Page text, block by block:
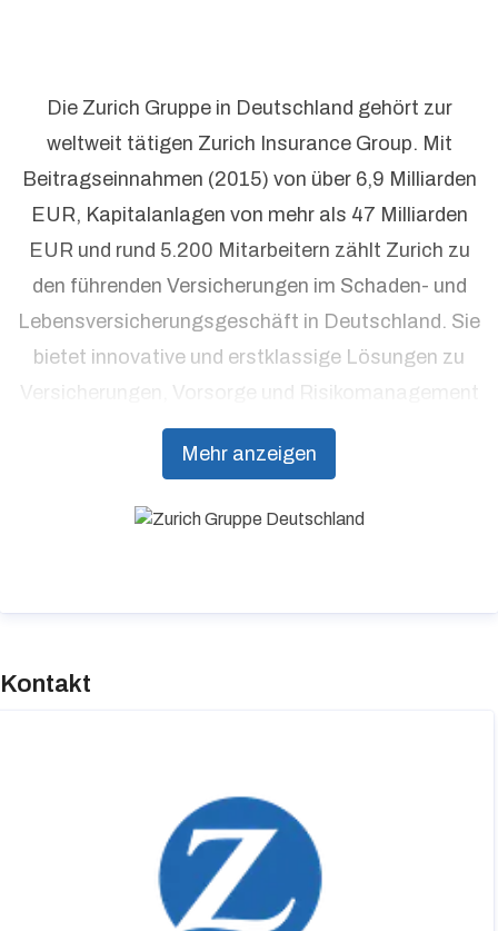
Die Zurich Gruppe in Deutschland gehört zur
weltweit tätigen Zurich Insurance Group. Mit
Beitragseinnahmen (2015) von über 6,9 Milliarden
EUR, Kapitalanlagen von mehr als 47 Milliarden
EUR und rund 5.200 Mitarbeitern zählt Zurich zu
den führenden Versicherungen im Schaden- und
Lebensversicherungsgeschäft in Deutschland. Sie
bietet innovative und erstklassige Lösungen zu
Versicherungen, Vorsorge und Risikomanagement
aus einer Hand. Individuelle Kundenorientierung
und hohe Beratungsqualität stehen dabei an
Mehr anzeigen
Kontakt